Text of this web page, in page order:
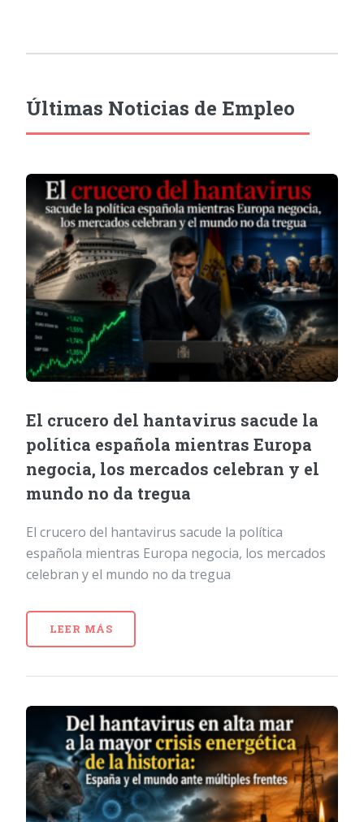
Últimas Noticias de Empleo
El crucero del hantavirus sacude la
política española mientras Europa
negocia, los mercados celebran y el
mundo no da tregua
El crucero del hantavirus sacude la política
española mientras Europa negocia, los mercados
celebran y el mundo no da tregua
LEER MÁS